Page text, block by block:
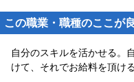
この職業・職種のここが
自分のスキルを活かせる。
けて、それでお給料を頂ける